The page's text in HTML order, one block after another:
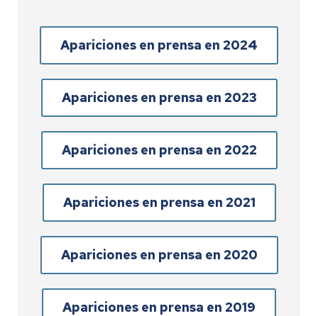
Apariciones en prensa en 2024
Apariciones en prensa en 2023
Apariciones en prensa en 2022
Apariciones en prensa en 2021
Apariciones en prensa en 2020
Apariciones en prensa en 2019